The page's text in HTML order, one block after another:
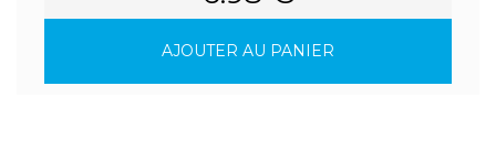
AJOUTER AU PANIER